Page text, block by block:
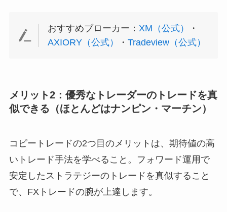
おすすめブローカー： XM（公式）
・
AXIORY（公式）
・Tradeview（公式）
メリット2：優秀なトレーダーのトレードを真
似できる（ほとんどはナンピン・マーチン）
コピートレードの2つ目のメリットは、期待値の高
いトレード手法を学べること。フォワード運用で
安定したストラテジーのトレードを真似すること
で、FXトレードの腕が上達します。